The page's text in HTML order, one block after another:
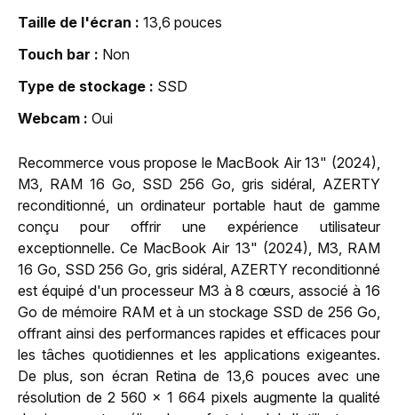
Taille de l'écran
13,6 pouces
Touch bar
Non
Type de stockage
SSD
Webcam
Oui
Recommerce vous propose le MacBook Air 13" (2024),
M3, RAM 16 Go, SSD 256 Go, gris sidéral, AZERTY
reconditionné, un ordinateur portable haut de gamme
conçu pour offrir une expérience utilisateur
exceptionnelle. Ce MacBook Air 13" (2024), M3, RAM
16 Go, SSD 256 Go, gris sidéral, AZERTY reconditionné
est équipé d'un processeur M3 à 8 cœurs, associé à 16
Go de mémoire RAM et à un stockage SSD de 256 Go,
offrant ainsi des performances rapides et efficaces pour
les tâches quotidiennes et les applications exigeantes.
De plus, son écran Retina de 13,6 pouces avec une
résolution de 2 560 x 1 664 pixels augmente la qualité